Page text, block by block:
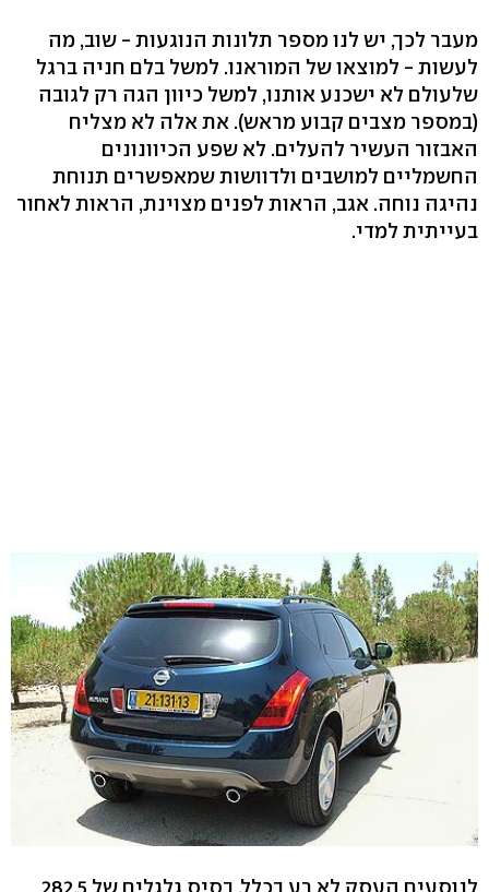
מעבר לכך, יש לנו מספר תלונות הנוגעות - שוב, מה
לעשות - למוצאו של המוראנו. למשל בלם חניה ברגל
שלעולם לא ישכנע אותנו, למשל כיוון הגה רק לגובה
(במספר מצבים קבוע מראש). את אלה לא מצליח
האבזור העשיר להעלים. לא שפע הכיוונונים
החשמליים למושבים ולדוושות שמאפשרים תנוחת
נהיגה נוחה. אגב, הראות לפנים מצוינת, הראות לאחור
בעייתית למדי.
לנוסעים העסק לא רע בכלל. בסיס גלגלים של 282.5